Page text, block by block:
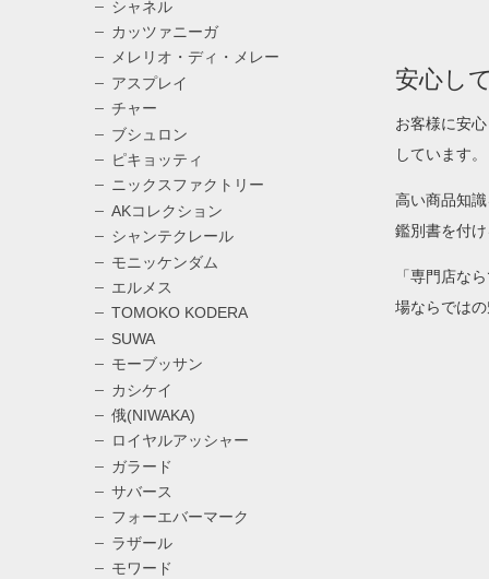
シャネル
カッツァニーガ
メレリオ・ディ・メレー
アスプレイ
チャー
ブシュロン
ピキョッティ
ニックスファクトリー
AKコレクション
シャンテクレール
モニッケンダム
エルメス
TOMOKO KODERA
SUWA
モーブッサン
カシケイ
俄(NIWAKA)
ロイヤルアッシャー
ガラード
サバース
フォーエバーマーク
ラザール
モワード
安心し
お客様に安
しています。
高い商品知
鑑別書を付
「専門店な
場ならでは